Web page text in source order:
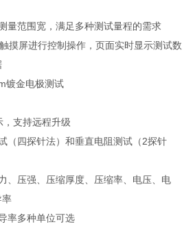
量范围宽，满足多种测试量程的需求
摸屏进行控制操作，页面实时显示测试数
镀金电极测试
支持远程升级
（四探针法）和垂直电阻测试（2探针
、压强、压缩厚度、压缩率、电压、电
率
率多种单位可选